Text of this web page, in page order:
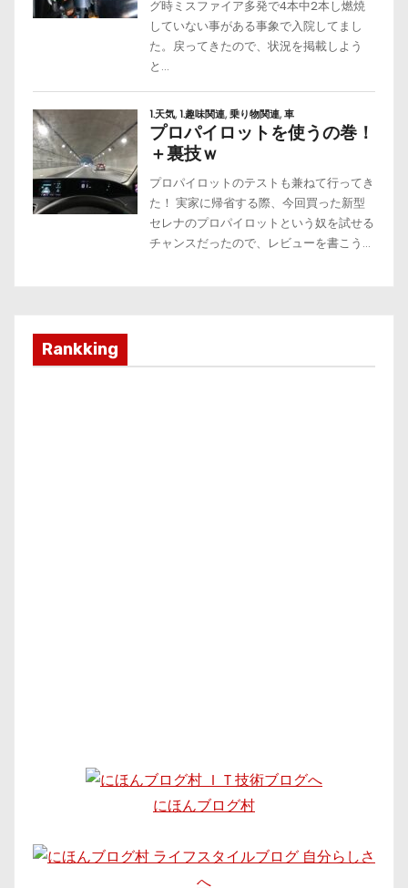
Rankking
にほんブログ村